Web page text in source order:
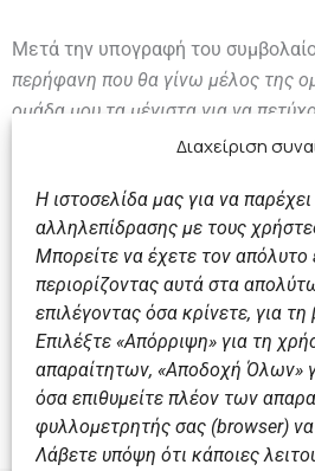
Διαχείριση
Η ιστοσελίδα μας για να
αλληλεπίδρασης με τους
Μπορείτε να έχετε τον
περιορίζοντας αυτά στα
επιλέγοντας όσα κρίνετε, για
Επιλέξτε «Απόρριψη» για τη
απαραίτητων, «Αποδοχή Όλων»
όσα επιθυμείτε πλέον των
φυλλομετρητής σας (browser)
Λάβετε υπόψη ότι κάποιες
Μετά την υπογραφή του
περήφανη που θα γίνω μέλος της
ομάδα μου τα μέγιστα για να
ανυπομονώ να ξεκινήσει η νέα
Προηγούμενο
Στην ομάδα του Ν.Ο.Β. ο